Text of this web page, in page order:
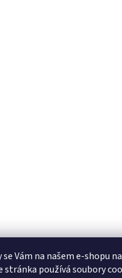
Vám na našem e-shopu
stránka používá soubory